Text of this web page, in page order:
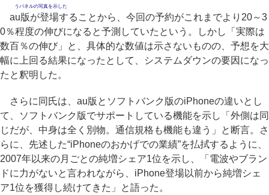
うパネルの写真を示した
au版が登場することから、今回の予約がこれまでより20～3
0％程度の伸びになると予測していたという。しかし「実際は
数百％の伸び」と、具体的な数値は示さないものの、予想を大
幅に上回る結果になったとして、システムダウンの要因になっ
たと釈明した。
さらに同氏は、au版とソフトバンク版のiPhoneの違いとし
て、ソフトバンク版でサポートしている機能を示し「外側は同
じだが、中身は全く別物。通信規格も機能も違う」と断言。さ
らに、先述した“iPhoneのおかげでの業績”を払拭するように、
2007年以来の月ごとの純増シェア1位を示し、「電波やブラン
ドに力がないと言われながら、iPhone登場以前から純増シェ
ア1位を獲得し続けてきた」と語った。